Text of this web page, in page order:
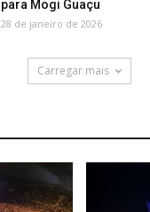
para Mogi Guaçu
28 de janeiro de 2026
Carregar mais